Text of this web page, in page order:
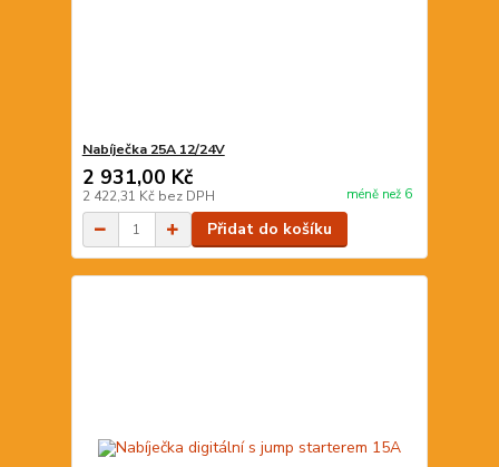
Nabíječka 25A 12/24V
2 931,00 Kč
2 422,31 Kč bez DPH méně než 6
Přidat do košíku